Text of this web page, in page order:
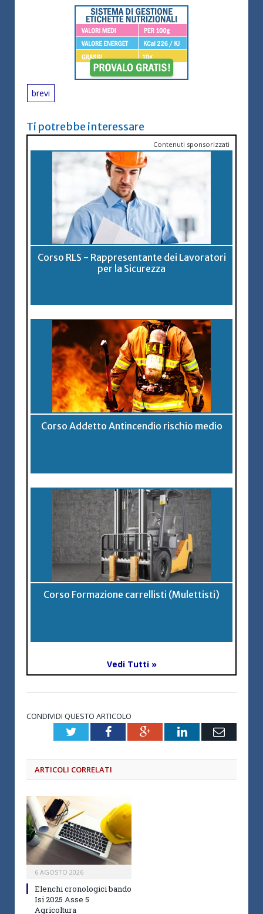
brevi
Ti potrebbe interessare
Contenuti sponsorizzati
Corso RLS - Rappresentante dei Lavoratori
per la Sicurezza
Corso Addetto Antincendio rischio medio
Corso Formazione carrellisti (Mulettisti)
Vedi Tutti »
CONDIVIDI QUESTO ARTICOLO
TwitterFacebookGoogle+LinkedInEmail
ARTICOLI CORRELATI
6 AGOSTO 2026
Elenchi cronologici bando
Isi 2025 Asse 5
Agricoltura